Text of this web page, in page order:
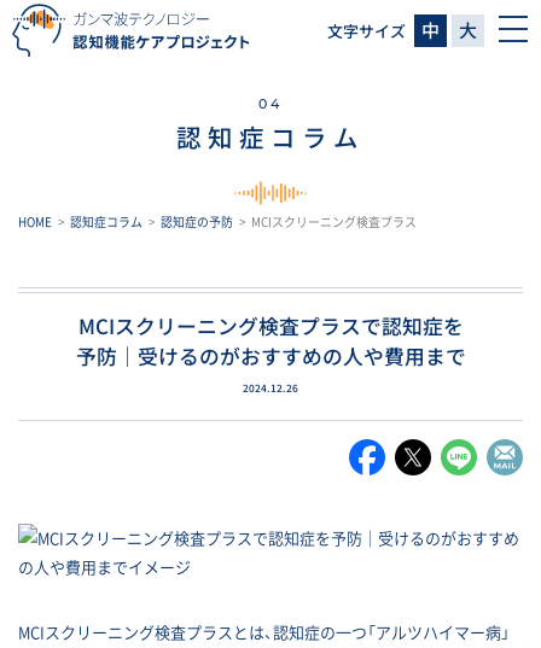
文字サイズ 中 大
04
認知症コラム
HOME 認知症コラム 認知症の予防 MCIスクリーニング検査プラス
MCIスクリーニング検査プラスで認知症を
予防｜ 受けるのがおすすめの人や費用まで
2024.12.26
MCIスクリーニング検査プラスとは、認知症の一つ「アルツハイマー病」